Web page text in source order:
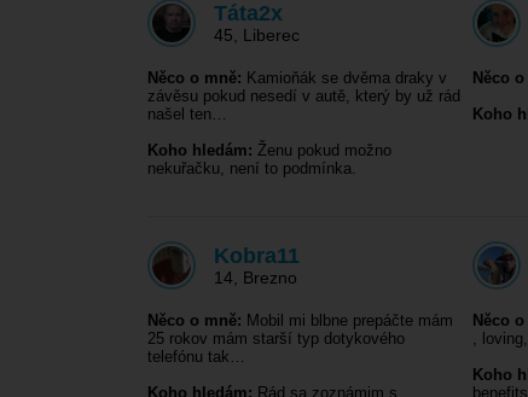
Táta2x
45 Liberec
Něco o mně: Kamioňák se dvěma draky v
závěsu pokud nesedí v autě, který by už rád
našel ten…
Koho hledám: Ženu pokud možno
nekuřačku, není to podmínka.
Něco
Koho
Kobra11
14 Brezno
Něco o mně: Mobil mi blbne prepáčte mám
25 rokov mám starší typ dotykového
telefónu tak…
Koho hledám: Rád sa zoznámim s
Něco
,
Koho